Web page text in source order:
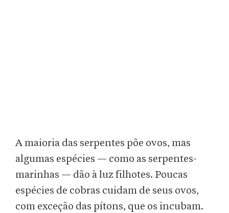
A maioria das serpentes põe ovos, mas
algumas espécies — como as serpentes-
marinhas — dão à luz filhotes. Poucas
espécies de cobras cuidam de seus ovos,
com exceção das pítons, que os incubam.